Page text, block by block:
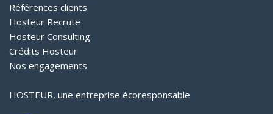
Références clients
Hosteur Recrute
Hosteur Consulting
Crédits Hosteur
Nos engagements
HOSTEUR, une entreprise écoresponsable